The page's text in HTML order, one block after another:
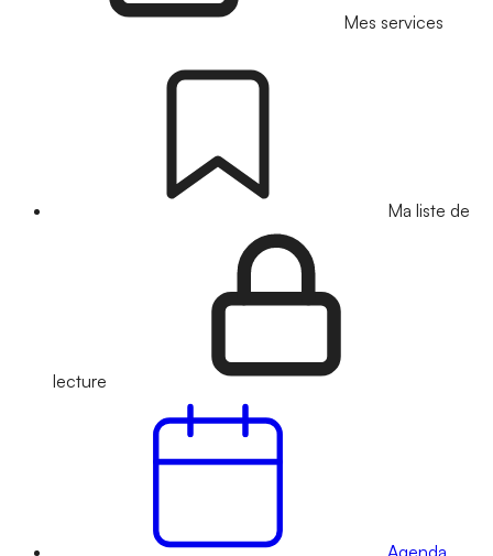
Mes services
Ma liste de
lecture
Agenda